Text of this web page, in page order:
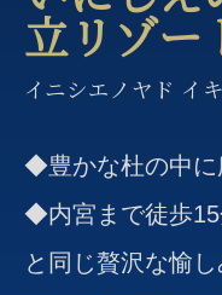
立リゾー
イニシエノヤド イ
◆豊かな杜の中に
◆内宮まで徒歩15
と同じ贅沢な愉